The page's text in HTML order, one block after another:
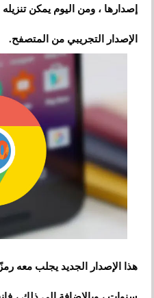
إصدارها ، ومن اليوم يمكن
الإصدار التجريبي من المتصفح.
هذا الإصدار الجديد يجلب معه